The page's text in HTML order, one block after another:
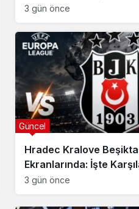
Gelişme
3 gün önce
Hradec Kralove
Ekranlarında: İşte
Detayları
3 gün önce
Güncel